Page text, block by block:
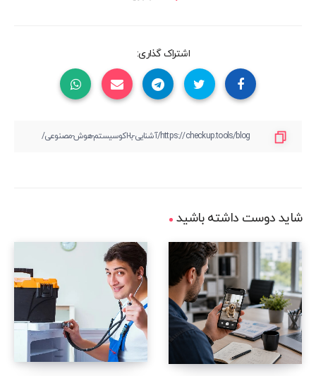
اشتراک گذاری:
شاید دوست داشته باشید